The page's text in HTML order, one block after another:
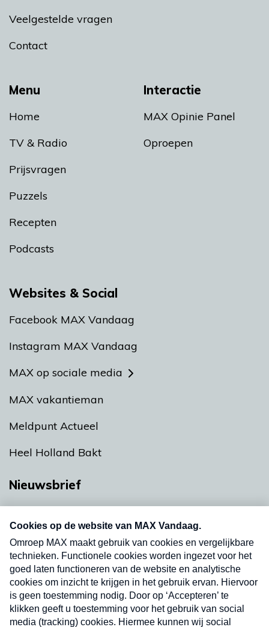
Menu
Home
TV & Radio
Prijsvragen
Puzzels
Recepten
Podcasts
Interactie
MAX Opinie Panel
Oproepen
Veelgestelde vragen
Contact
Websites & Social
Facebook MAX Vandaag
Instagram MAX Vandaag
MAX op sociale media
MAX vakantieman
Meldpunt Actueel
Heel Holland Bakt
Nieuwsbrief
nieuwsbrief. Elke vrijdag- en dinsdagochtend in
uw mailbox.
Verzend